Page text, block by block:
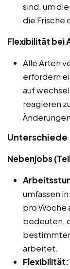
sind, um
die Frische
Flexibilität bei
Alle Arten
erfordern
auf
reagieren
Unterschiede
Nebenjobs
umfassen
pro Woche
bedeuten,
arbeitet.
Flexibilität: